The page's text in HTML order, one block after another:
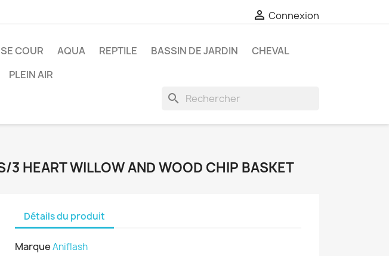
 Connexion
COUR AQUA REPTILE BASSIN DE JARDIN
CHEVAL
PLEIN AIR
search
3 HEART WILLOW AND WOOD CHIP BASKET
Détails du produit
MarqueAniflash